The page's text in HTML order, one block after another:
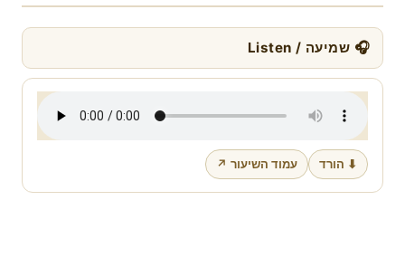
🎧 שמיעה / Listen
⬇ הורד עמוד השיעור ↗